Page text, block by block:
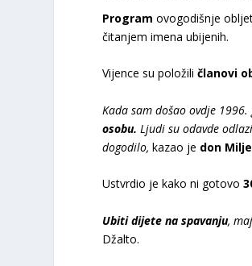
Program ovogodišnje
čitanjem imena ubijenih.
Vijence su položiličlanovi
Kada sam došao ovdje
osobu. Ljudi su odavde
dogodilo, kazao je don
Ustvrdio je kako ni gotovo
Ubiti dijete na spavanju,
Džalto.